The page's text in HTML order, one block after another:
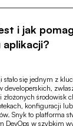
i jak
aplikacji?
stało się jednym z
developerskich,
złożonych środowisk
konfiguracji
Snyk to platforma
DevOps w szybkim